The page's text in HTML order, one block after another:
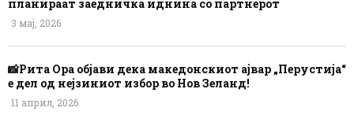
планираат заедничка иднина со партнерот
3 мај, 2026
📸Рита Ора објави дека македонскиот ајвар „Перустија“
е дел од нејзиниот избор во Нов Зеланд!
11 април, 2026